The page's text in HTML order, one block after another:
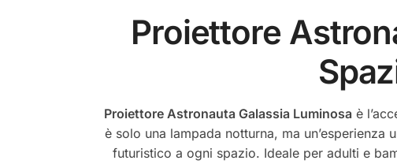
Proiettore
Proiettore Astronauta Galassia Luminosa è
è solo una lampada notturna, ma
futuristico a ogni spazio. Ideale per adulti e